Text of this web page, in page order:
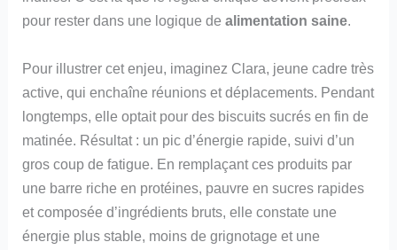
pour rester dans une logique dealimentation saine.
Pour illustrer cet enjeu, imaginez Clara, jeune cadre très
active, qui enchaîne réunions et déplacements. Pendant
longtemps, elle optait pour des biscuits sucrés en fin de
matinée. Résultat : un pic d’énergie rapide, suivi d’un
gros coup de fatigue. En remplaçant ces produits par
une barre riche en protéines, pauvre en sucres rapides
et composée d’ingrédients bruts, elle constate une
énergie plus stable, moins de grignotage et une